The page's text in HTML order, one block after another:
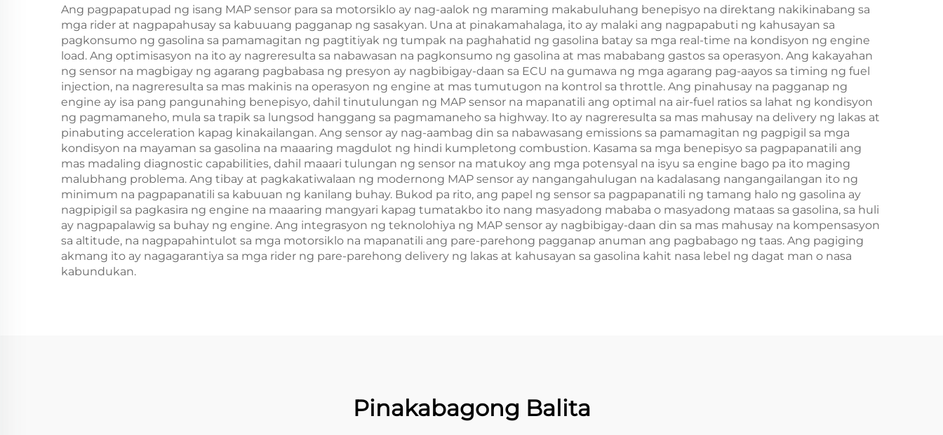
Ang pagpapatupad ng isang MAP sensor para sa motorsiklo ay nag-aalok ng maraming makabuluhang benepisyo na direktang nakikinabang sa
mga rider at nagpapahusay sa kabuuang pagganap ng sasakyan. Una at pinakamahalaga, ito ay malaki ang nagpapabuti ng kahusayan sa
pagkonsumo ng gasolina sa pamamagitan ng pagtitiyak ng tumpak na paghahatid ng gasolina batay sa mga real-time na kondisyon ng engine
load. Ang optimisasyon na ito ay nagreresulta sa nabawasan na pagkonsumo ng gasolina at mas mababang gastos sa operasyon. Ang kakayahan
ng sensor na magbigay ng agarang pagbabasa ng presyon ay nagbibigay-daan sa ECU na gumawa ng mga agarang pag-aayos sa timing ng fuel
injection, na nagreresulta sa mas makinis na operasyon ng engine at mas tumutugon na kontrol sa throttle. Ang pinahusay na pagganap ng
engine ay isa pang pangunahing benepisyo, dahil tinutulungan ng MAP sensor na mapanatili ang optimal na air-fuel ratios sa lahat ng kondisyon
ng pagmamaneho, mula sa trapik sa lungsod hanggang sa pagmamaneho sa highway. Ito ay nagreresulta sa mas mahusay na delivery ng lakas at
pinabuting acceleration kapag kinakailangan. Ang sensor ay nag-aambag din sa nabawasang emissions sa pamamagitan ng pagpigil sa mga
kondisyon na mayaman sa gasolina na maaaring magdulot ng hindi kumpletong combustion. Kasama sa mga benepisyo sa pagpapanatili ang
mas madaling diagnostic capabilities, dahil maaari tulungan ng sensor na matukoy ang mga potensyal na isyu sa engine bago pa ito maging
malubhang problema. Ang tibay at pagkakatiwalaan ng modernong MAP sensor ay nangangahulugan na kadalasang nangangailangan ito ng
minimum na pagpapanatili sa kabuuan ng kanilang buhay. Bukod pa rito, ang papel ng sensor sa pagpapanatili ng tamang halo ng gasolina ay
nagpipigil sa pagkasira ng engine na maaaring mangyari kapag tumatakbo ito nang masyadong mababa o masyadong mataas sa gasolina, sa huli
ay nagpapalawig sa buhay ng engine. Ang integrasyon ng teknolohiya ng MAP sensor ay nagbibigay-daan din sa mas mahusay na kompensasyon
sa altitude, na nagpapahintulot sa mga motorsiklo na mapanatili ang pare-parehong pagganap anuman ang pagbabago ng taas. Ang pagiging
akmang ito ay nagagarantiya sa mga rider ng pare-parehong delivery ng lakas at kahusayan sa gasolina kahit nasa lebel ng dagat man o nasa
kabundukan.
Pinakabagong Balita